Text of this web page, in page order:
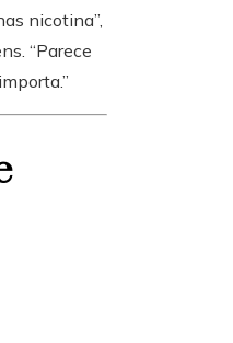
nicotina”,
“Parece